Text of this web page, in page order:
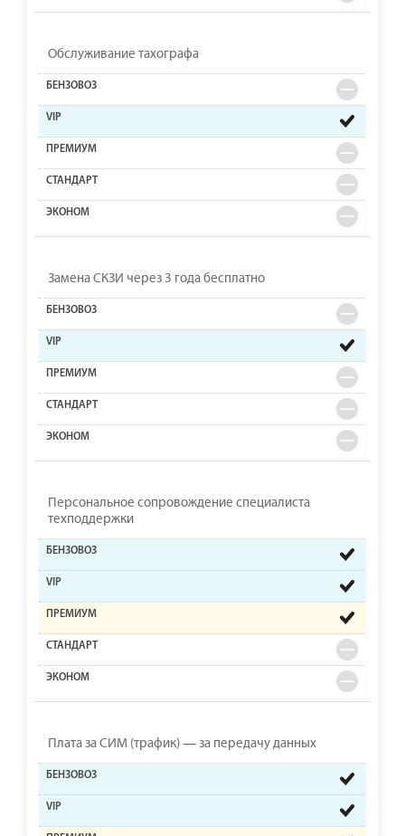
Обслуживание тахографа
Замена СКЗИ через 3 года бесплатно
Персональное сопровождение специалиста
техподдержки
Плата за СИМ (трафик) — за передачу данных